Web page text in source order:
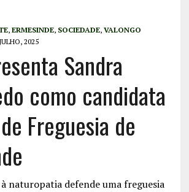
, ERMESINDE, SOCIEDADE, VALONGO
2025
Sandra
como candidata
Freguesia de
naturopatia defende uma freguesia